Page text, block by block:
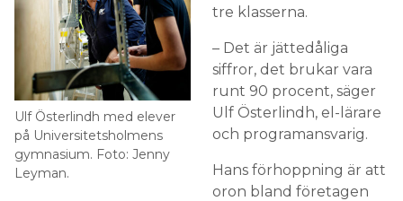
Ulf Österlindh med elever
på Universitetsholmens
gymnasium. Foto: Jenny
Leyman.
tre klasserna.
– Det är jättedåliga
siffror, det brukar vara
runt 90 procent, säger
Ulf Österlindh, el-lärare
och programansvarig.
Hans förhoppning är att
oron bland företagen